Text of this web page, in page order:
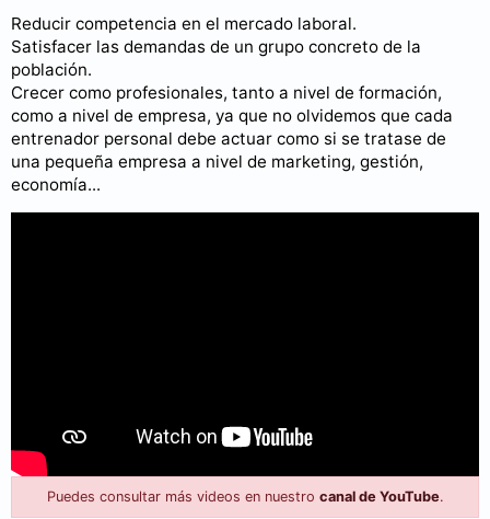
Reducir competencia en el mercado laboral.
Satisfacer las demandas de un grupo concreto de la
población.
Crecer como profesionales, tanto a nivel de formación,
como a nivel de empresa, ya que no olvidemos que cada
entrenador personal debe actuar como si se tratase de
una pequeña empresa a nivel de marketing, gestión,
economía...
Puedes consultar más videos en nuestro canal de YouTube.